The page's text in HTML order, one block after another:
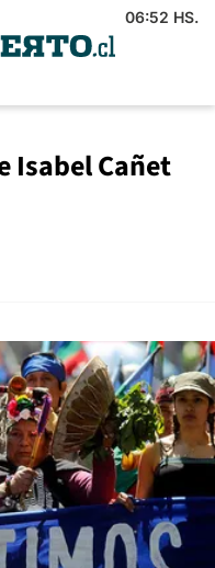
06:52 HS.
Isabel Cañet